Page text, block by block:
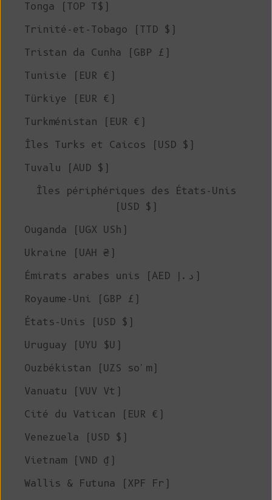
Tonga (TOP T$)
Trinité-et-Tobago (TTD $)
Tristan da Cunha (GBP £)
Tunisie (EUR €)
Türkiye (EUR €)
Turkménistan (EUR €)
Îles Turks et Caicos (USD $)
Tuvalu (AUD $)
Îles périphériques des États-Unis
(USD $)
Ouganda (UGX USh)
Ukraine (UAH ₴)
Émirats arabes unis (AED د.إ)
Royaume-Uni (GBP £)
États-Unis (USD $)
Uruguay (UYU $U)
Ouzbékistan (UZS so'm)
Vanuatu (VUV Vt)
Cité du Vatican (EUR €)
Venezuela (USD $)
Vietnam (VND ₫)
Wallis & Futuna (XPF Fr)